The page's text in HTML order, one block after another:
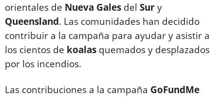
orientales de Nueva Gales del Sury
Queensland. Las comunidades han decidido
contribuir a la campaña para ayudar y asistir a
los cientos de koalas quemados y desplazados
por los incendios.
Las contribuciones a la campaña GoFundMe